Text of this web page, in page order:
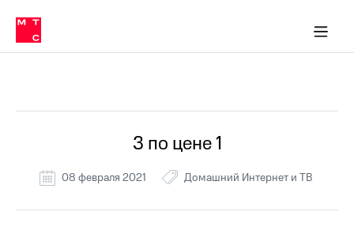
связь
Сервисы и подписки
30% на связь
кабинеты
Мобильная
и
Спутниковое
ТВ
Деньги
в МТС
Роуминг
3 по цене 1
08 февраля 2021 Домашний Интернет и ТВ